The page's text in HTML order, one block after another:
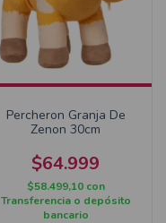
Percheron Granja De
Zenon 30cm
$64.999
$58.499,10 con
Transferencia o depósito
bancario